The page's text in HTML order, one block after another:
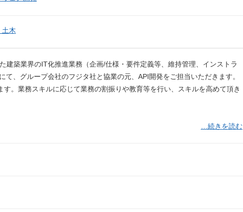
土木
建築業界のIT化推進業務（企画/仕様・要件定義等、維持管理、インストラ
て、グループ会社のフジタ社と協業の元、API開発をご担当いただきます。
。業務スキルに応じて業務の割振りや教育等を行い、スキルを高めて頂き
…続きを読む